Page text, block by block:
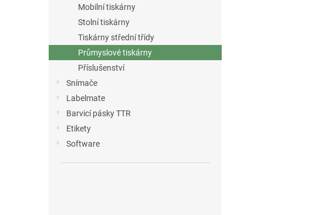
a
Mobilní tiskárny
Stolní tiskárny
Tiskárny střední třídy
Průmyslové tiskárny
Příslušenství
Snímače
Labelmate
Barvicí pásky TTR
Etikety
Software